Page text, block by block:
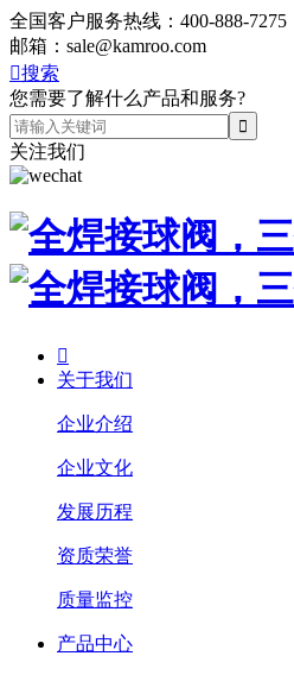
全国客户服务热线： 400-888-7275
邮箱： sale@kamroo.com
搜索
您需要了解什么产品和服务?
关注我们

关于我们
企业介绍
企业文化
发展历程
资质荣誉
质量监控
产品中心